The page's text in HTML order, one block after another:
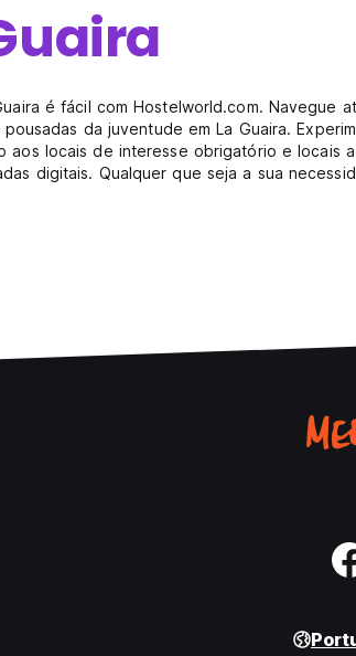
é fácil com Hostelworld.com.
da juventude em La Guaira.
aos locais de interesse obrigatório e
digitais. Qualquer que seja a sua